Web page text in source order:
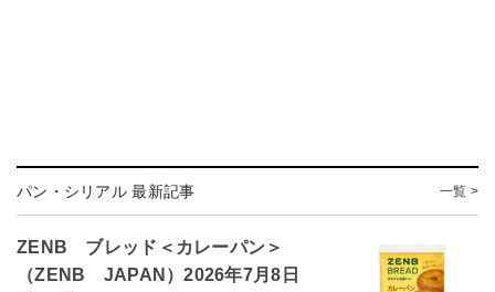
パン・シリアル 最新記事 一覧 >
ZENB ブレッド＜カレーパン＞
（ZENB JAPAN）2026年7月8日